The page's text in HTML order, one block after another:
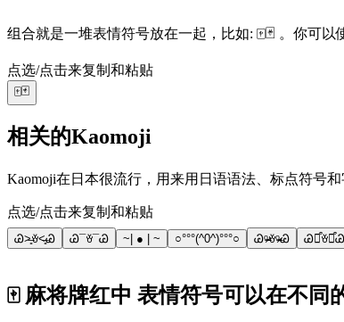
组合就是一堆表情符号放在一起，比如: 🀄🃏 。你可
点选/点击来复制和粘贴
🀄🃏
相关的Kaomoji
Kaomoji在日本很流行，用来用日语语法、标点符号
点选/点击来复制和粘贴
Ꮚ˃̶͈ꈊ˂̶͈Ꮚ Ꮚ¯ꈊ¯Ꮚ ~| ● | ~ ○°°°(^0^)°°°○ Ꮚᵒ̴̶̷ꈊᵒ̴̶̷Ꮚ Ꮚ꒵͒ꈊ꒵͒Ꮚ
🀄 麻将牌红中 表情符号可以在不同